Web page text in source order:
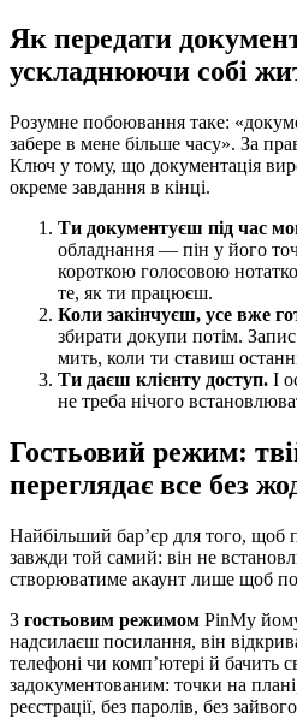
Як передати
ускладнюючи собі
Розумне побоювання таке:
забере в мене більше часу». За
Ключ у тому, що документація
окреме завдання в кінці.
Ти документуєш під час
обладнання — пін у його
короткою голосовою
те, як ти працюєш.
Коли закінчуєш, усе вже
збирати докупи потім.
мить, коли ти ставиш
Ти даєш клієнту доступ. І
не треба нічого
Гостьовий режим:
переглядає все без
Найбільший бар’єр для того, щоб
завжди той самий: він не
створюватиме акаунт лише щоб
З гостьовим режимом PinMy
надсилаєш посилання, він
телефоні чи комп’ютері й бачить
задокументованим: точки на
реєстрації, без паролів, без